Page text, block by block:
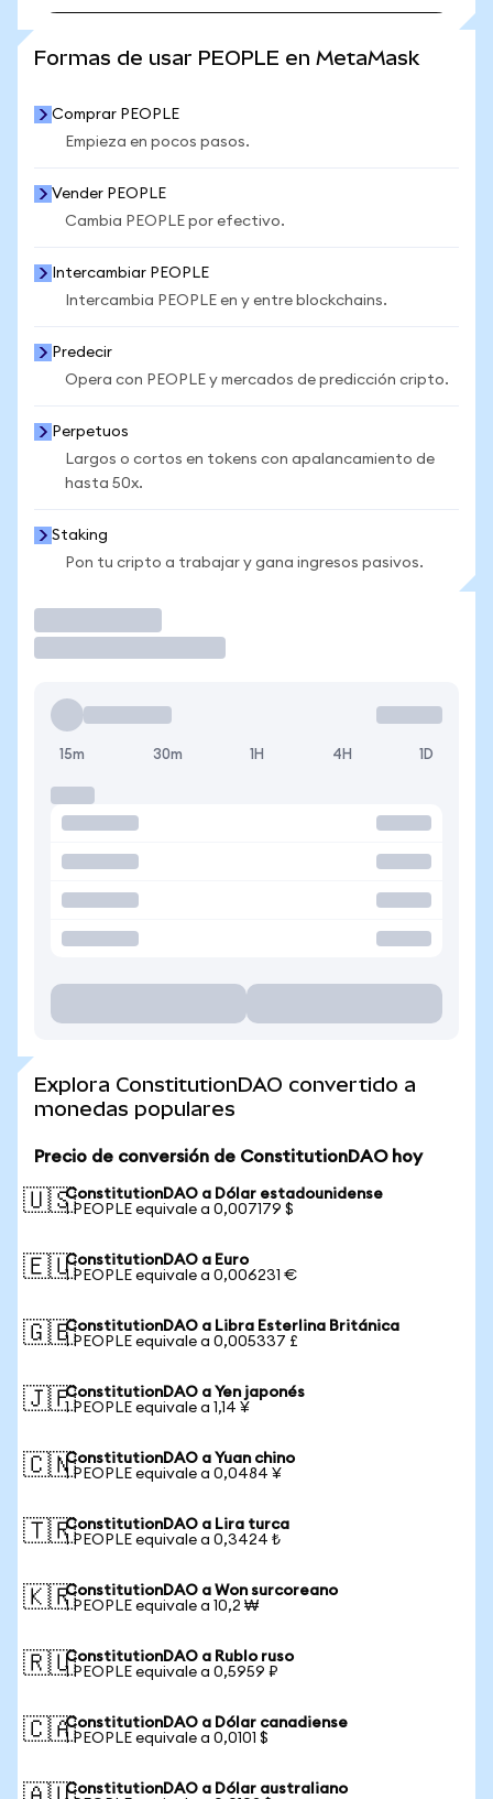
Formas de usar PEOPLE en MetaMask
Comprar PEOPLE
Empieza en pocos pasos.
Vender PEOPLE
Cambia PEOPLE por efectivo.
Intercambiar PEOPLE
Intercambia PEOPLE en y entre blockchains.
Predecir
Opera con PEOPLE y mercados de predicción cripto.
Perpetuos
Largos o cortos en tokens con apalancamiento de
hasta 50x.
Staking
Pon tu cripto a trabajar y gana ingresos pasivos.
15m 30m 1H 4H 1D
Explora ConstitutionDAO convertido a
monedas populares
Precio de conversión de ConstitutionDAO hoy
🇺🇸ConstitutionDAO a Dólar estadounidense
1 PEOPLE equivale a 0,007179 $
🇪🇺ConstitutionDAO a Euro
1 PEOPLE equivale a 0,006231 €
🇬🇧ConstitutionDAO a Libra Esterlina Británica
1 PEOPLE equivale a 0,005337 £
🇯🇵ConstitutionDAO a Yen japonés
1 PEOPLE equivale a 1,14 ¥
🇨🇳ConstitutionDAO a Yuan chino
1 PEOPLE equivale a 0,0484 ¥
🇹🇷ConstitutionDAO a Lira turca
1 PEOPLE equivale a 0,3424 ₺
🇰🇷ConstitutionDAO a Won surcoreano
1 PEOPLE equivale a 10,2 ₩
🇷🇺ConstitutionDAO a Rublo ruso
1 PEOPLE equivale a 0,5959 ₽
🇨🇦ConstitutionDAO a Dólar canadiense
1 PEOPLE equivale a 0,0101 $
ConstitutionDAO a Dólar australiano